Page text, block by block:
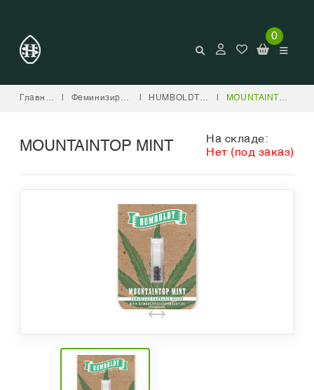
0
Главная | Феминизированные | HUMBOLDT SEED COMPANY | MOUNTAINTOP MINT
MOUNTAINTOP MINT
На складе:
Нет (под заказ)